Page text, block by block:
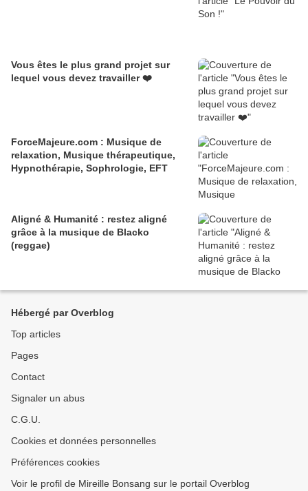
Vous êtes le plus grand projet sur
lequel vous devez travailler ❤️
ForceMajeure.com : Musique de
relaxation, Musique thérapeutique,
Hypnothérapie, Sophrologie, EFT
Aligné & Humanité : restez aligné
grâce à la musique de Blacko
(reggae)
Hébergé par Overblog
Top articles
Pages
Contact
Signaler un abus
C.G.U.
Cookies et données personnelles
Préférences cookies
Voir le profil de Mireille Bonsang sur le portail Overblog